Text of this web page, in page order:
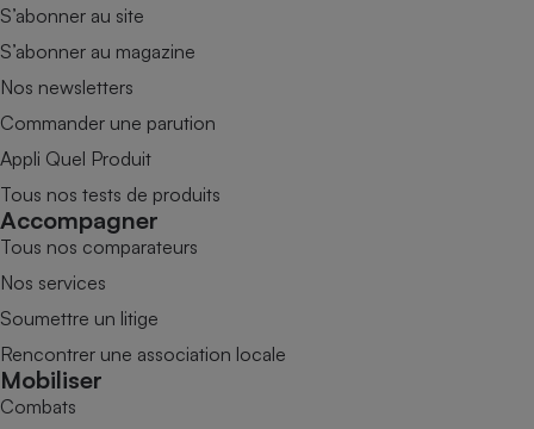
S’abonner au site
S’abonner au magazine
Nos newsletters
Commander une parution
Appli Quel Produit
Tous nos tests de produits
Accompagner
Tous nos comparateurs
Nos services
Soumettre un litige
Rencontrer une association locale
Mobiliser
Combats